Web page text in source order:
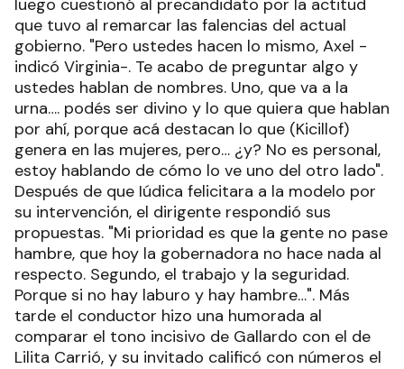
luego cuestionó al precandidato por la actitud
que tuvo al remarcar las falencias del actual
gobierno. "Pero ustedes hacen lo mismo, Axel -
indicó Virginia-. Te acabo de preguntar algo y
ustedes hablan de nombres. Uno, que va a la
urna…. podés ser divino y lo que quiera que hablan
por ahí, porque acá destacan lo que (Kicillof)
genera en las mujeres, pero… ¿y? No es personal,
estoy hablando de cómo lo ve uno del otro lado".
Después de que Iúdica felicitara a la modelo por
su intervención, el dirigente respondió sus
propuestas. "Mi prioridad es que la gente no pase
hambre, que hoy la gobernadora no hace nada al
respecto. Segundo, el trabajo y la seguridad.
Porque si no hay laburo y hay hambre…". Más
tarde el conductor hizo una humorada al
comparar el tono incisivo de Gallardo con el de
Lilita Carrió, y su invitado calificó con números el